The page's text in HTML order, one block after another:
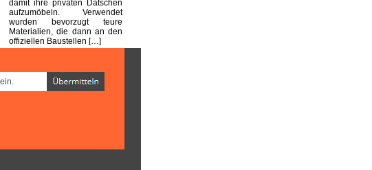
damit ihre privaten Datschen
aufzumöbeln. Verwendet
wurden bevorzugt teure
Materialien, die dann an den
offiziellen Baustellen […]